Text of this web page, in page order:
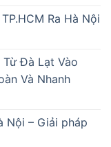
Ra Hà Nội
Từ Đà Lạt Vào
Và Nhanh
Nội – Giải pháp